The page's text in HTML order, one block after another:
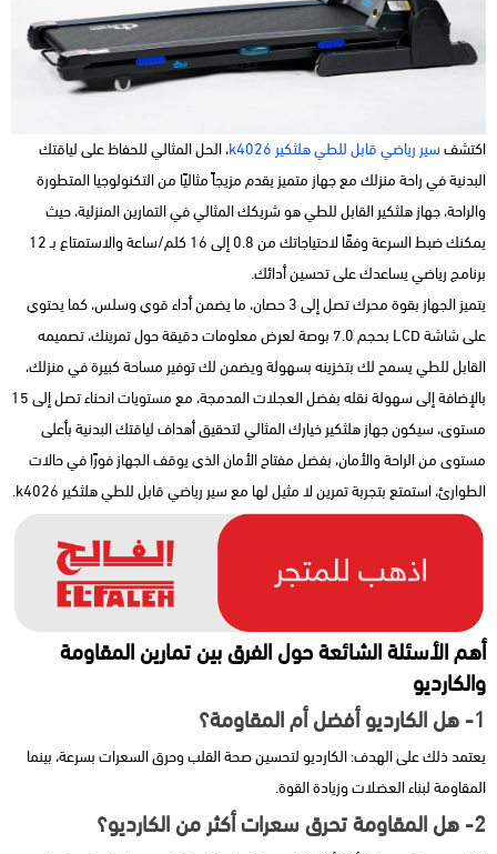
اكتشفسير رياضي قابل للطي هلثكير k4026
، الحل المثالي للحفاظ على لياقتك
البدنية في راحة منزلك مع جهاز متميز يقدم مزيجاً مثاليًا من التكنولوجيا المتطورة
والراحة، جهاز هلثكير القابل للطي هو شريكك المثالي في التمارين المنزلية، حيث
يمكنك ضبط السرعة وفقًا لاحتياجاتك من 0.8 إلى 16 كلم/ساعة والاستمتاع بـ 12
برنامج رياضي يساعدك على تحسين أدائك.
يتميز الجهاز بقوة محرك تصل إلى 3 حصان، ما يضمن أداء قوي وسلس، كما يحتوي
على شاشة LCD بحجم 7.0 بوصة لعرض معلومات دقيقة حول تمرينك، تصميمه
القابل للطي يسمح لك بتخزينه بسهولة ويضمن لك توفير مساحة كبيرة في منزلك،
بالإضافة إلى سهولة نقله بفضل العجلات المدمجة، مع مستويات انحناء تصل إلى 15
مستوى، سيكون جهاز هلثكير خيارك المثالي لتحقيق أهداف لياقتك البدنية بأعلى
مستوى من الراحة والأمان، بفضل مفتاح الأمان الذي يوقف الجهاز فورًا في حالات
الطوارئ، استمتع بتجربة تمرين لا مثيل لها مع سير رياضي قابل للطي هلثكير k4026.
أهم الأسئلة الشائعة حول الفرق بين تمارين المقاومة
والكارديو
1- هل الكارديو أفضل أم المقاومة؟
يعتمد ذلك على الهدف: الكارديو لتحسين صحة القلب وحرق السعرات بسرعة، بينما
المقاومة لبناء العضلات وزيادة القوة.
2- هل المقاومة تحرق سعرات أكثر من الكارديو؟